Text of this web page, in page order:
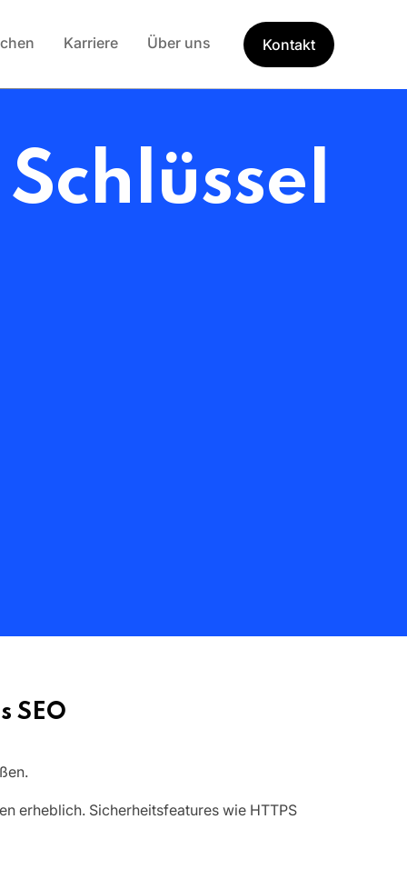
Karriere Über uns Kontakt
Schlüssel
SEO
erheblich. Sicherheitsfeatures wie HTTPS